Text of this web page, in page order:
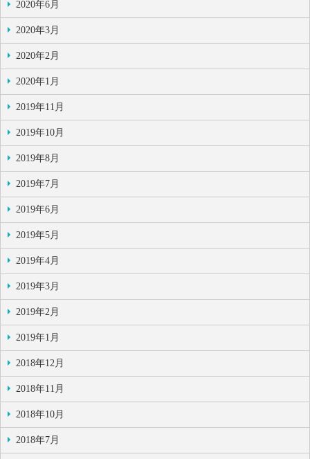
2020年6月
2020年3月
2020年2月
2020年1月
2019年11月
2019年10月
2019年8月
2019年7月
2019年6月
2019年5月
2019年4月
2019年3月
2019年2月
2019年1月
2018年12月
2018年11月
2018年10月
2018年7月